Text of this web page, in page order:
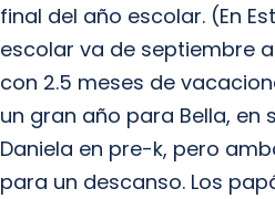
final del año escolar. (En
escolar va de septiembre
con 2.5 meses de
un gran año para Bella, en
Daniela en pre-k, pero
para un descanso. Los